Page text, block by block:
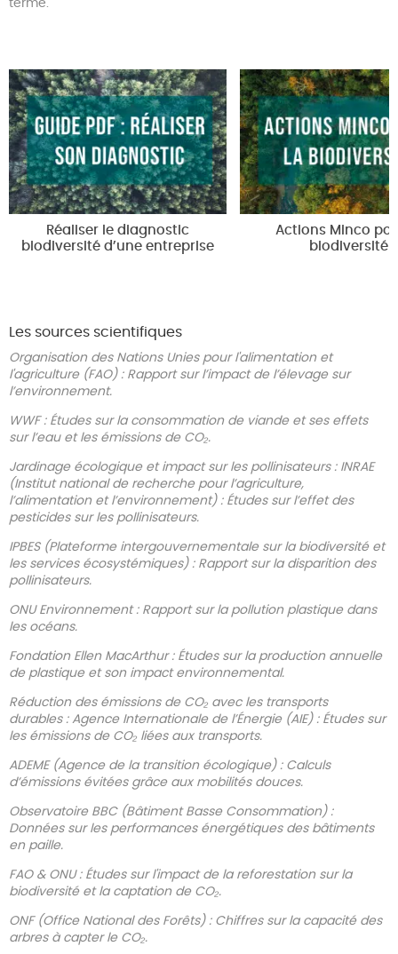
terme.
Réaliser le diagnostic
biodiversité d’une entreprise
Actions Minco
biodiversité
Les sources scientifiques
Organisation des Nations Unies pour l'alimentation et
l'agriculture (FAO) : Rapport sur l’impact de l’élevage sur
l’environnement.
WWF : Études sur la consommation de viande et ses effets
sur l’eau et les émissions de CO₂.
Jardinage écologique et impact sur les pollinisateurs : INRAE
(Institut national de recherche pour l’agriculture,
l’alimentation et l’environnement) : Études sur l’effet des
pesticides sur les pollinisateurs.
IPBES (Plateforme intergouvernementale sur la biodiversité et
les services écosystémiques) : Rapport sur la disparition des
pollinisateurs.
ONU Environnement : Rapport sur la pollution plastique dans
les océans.
Fondation Ellen MacArthur : Études sur la production annuelle
de plastique et son impact environnemental.
Réduction des émissions de CO₂ avec les transports
durables : Agence Internationale de l’Énergie (AIE) : Études sur
les émissions de CO₂ liées aux transports.
ADEME (Agence de la transition écologique) : Calculs
d’émissions évitées grâce aux mobilités douces.
Observatoire BBC (Bâtiment Basse Consommation) :
Données sur les performances énergétiques des bâtiments
en paille.
FAO & ONU : Études sur l'impact de la reforestation sur la
biodiversité et la captation de CO₂.
ONF (Office National des Forêts) : Chiffres sur la capacité des
arbres à capter le CO₂.